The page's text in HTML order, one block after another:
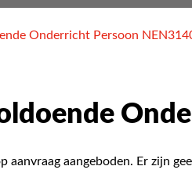
Onderricht Persoon
aanvraag aangeboden. Er zijn